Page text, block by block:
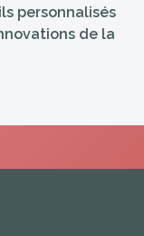
personnalisés
de la